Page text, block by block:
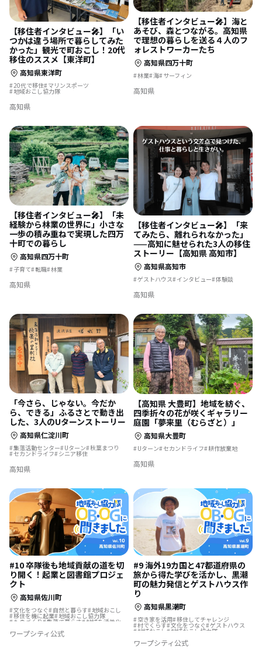
【移住者インタビュー🎤】「い
つかは違う場所で暮らしてみた
かった」観光で町おこし！20代
移住のススメ【東洋町】
高知県東洋町
20代で移住 マリンスポーツ
地域おこし協力隊
高知県
【移住者インタビュー🎤】海と
あそび、森とつながる。高知県
で理想の暮らしを送る４人のフ
ォレストワーカーたち
高知県四万十町
林業 海 サーフィン
高知県
【移住者インタビュー🎤】「未
経験から林業の世界に」小さな
一歩の積み重ねで実現した四万
十町での暮らし
高知県四万十町
子育て 転職 林業
高知県
【移住者インタビュー🎤】「来
てみたら、離れられなかった」
——高知に魅せられた3人の移住
ストーリー【高知県 高知市】
高知県高知市
ゲストハウス インタビュー 体験談
高知県
「今さら、じゃない。今だか
ら、できる」ふるさとで動き出
した、3人のUターンストーリー
高知県仁淀川町
集落活動センター Uターン 秋葉まつり
セカンドライフ シニア移住
高知県
【高知県 大豊町】地域を紡ぐ、
四季折々の花が咲くギャラリー
庭園「夢来里（むらざと）」
高知県大豊町
Uターン セカンドライフ 耕作放棄地
高知県
#10 卒隊後も地域貢献の道を切
り開く！起業と図書館プロジェ
クト
高知県佐川町
文化をつなぐ 自然と暮らす 地域おこし
移住を機に起業 地域おこし協力隊
ものづくり 集落で暮らす 地域を活性化
ワープシティ公式
#9 海外19カ国と47都道府県の
旅から得た学びを活かし、黒潮
町の魅力発信とゲストハウス作
り
高知県黒潮町
空き家を活用 移住してチャレンジ
村でくらす 文化をつなぐ ゲストハウス
地域おこし 地域おこし協力隊
シェアハウスで暮らす
地域おこし協力隊に聞いてみた
ワープシティ公式